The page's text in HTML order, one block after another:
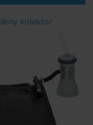
kolektor